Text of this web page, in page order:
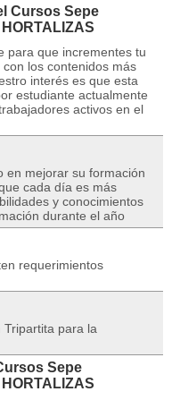
Cursos Sepe
para que incrementes tu
los contenidos más
interés es que esta
estudiante actualmente
activos en el
en mejorar su formación
cada día es más
y conocimientos
durante el año
requerimientos
para la
Sepe